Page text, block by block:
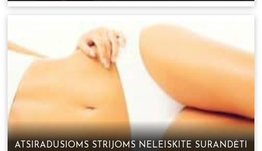
ATSIRADUSIOMS STRIJOMS NELEISKITE SURANDĖTI